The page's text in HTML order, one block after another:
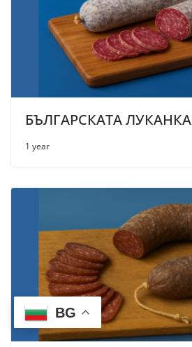
БЪЛГАРСКАТА ЛУКАНКА
1 year
BG